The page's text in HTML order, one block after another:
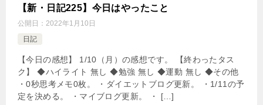
【新・日記225】今日はやったこと
公開日： 2022年1月10日
日記
【今日の感想】 1/10（月）の感想です。 【終わったタス
ク】 ◆ハイライト 無し ◆勉強 無し ◆運動 無し ◆その他
・0秒思考メモ0枚。 ・ダイエットブログ更新。 ・1/11の予
定を決める。 ・マイブログ更新。 ・ […]